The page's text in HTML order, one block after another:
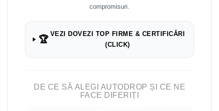
Navigații universale 1DIN
Rame adaptoare auto
Rame adaptoare Volkswagen
Rame adaptoare Ford
compromisuri.
🏆
VEZI DOVEZI TOP FIRME & CERTIFICĂRI
(CLICK)
DE CE SĂ ALEGI AUTODROP ȘI CE NE
FACE DIFERIȚI